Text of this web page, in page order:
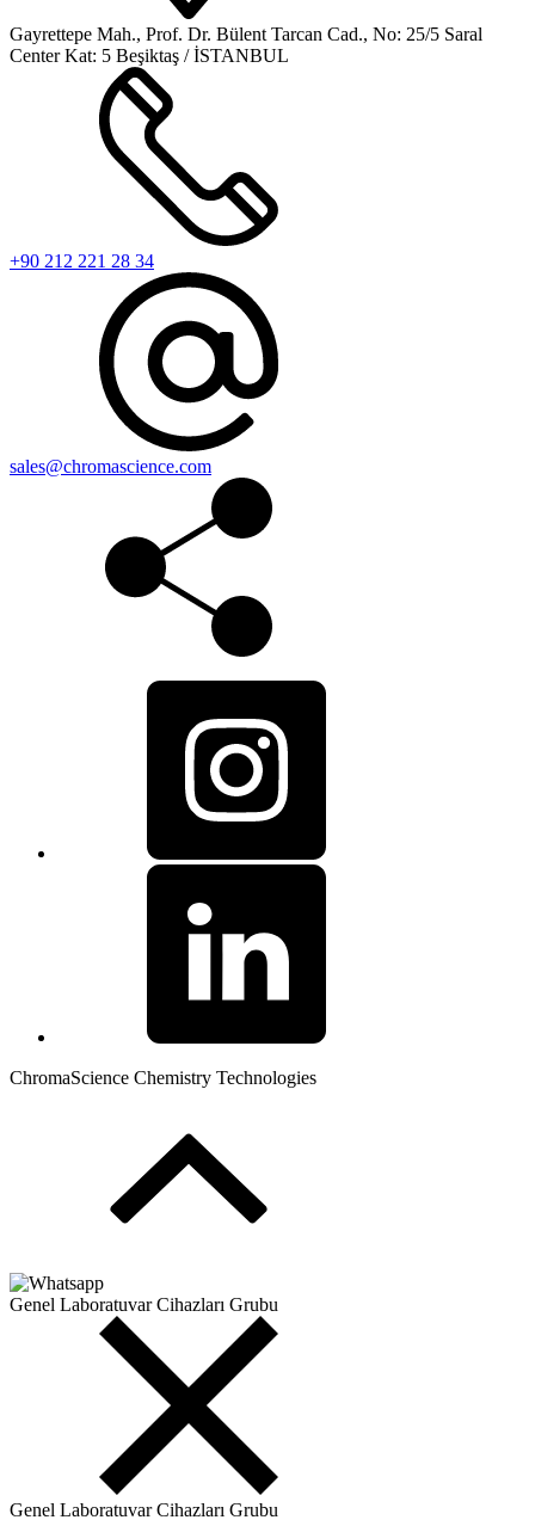
Gayrettepe Mah., Prof. Dr. Bülent Tarcan Cad., No: 25/5 Saral
Center Kat: 5 Beşiktaş / İSTANBUL
+90 212 221 28 34
sales@chromascience.com
ChromaScience Chemistry Technologies
Genel Laboratuvar Cihazları Grubu
Genel Laboratuvar Cihazları Grubu